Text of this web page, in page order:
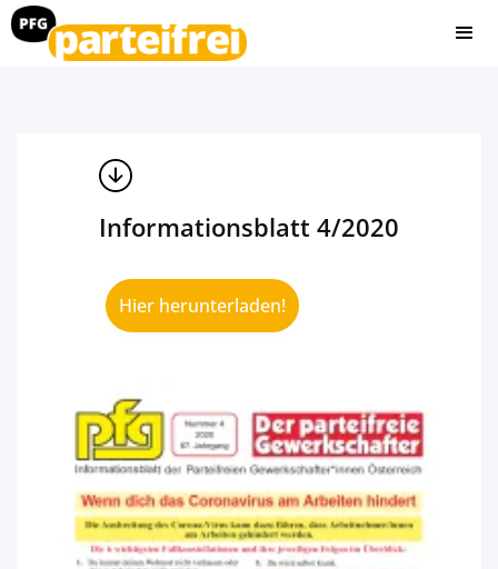
Informationsblatt 4/2020
Hier herunterladen!